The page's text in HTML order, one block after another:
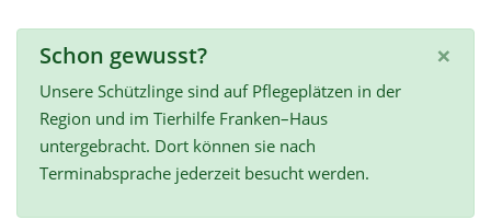
×
Schon gewusst?
Unsere Schützlinge sind auf Pflegeplätzen in der
Region und im Tierhilfe Franken–Haus
untergebracht. Dort können sie nach
Terminabsprache jederzeit besucht werden.